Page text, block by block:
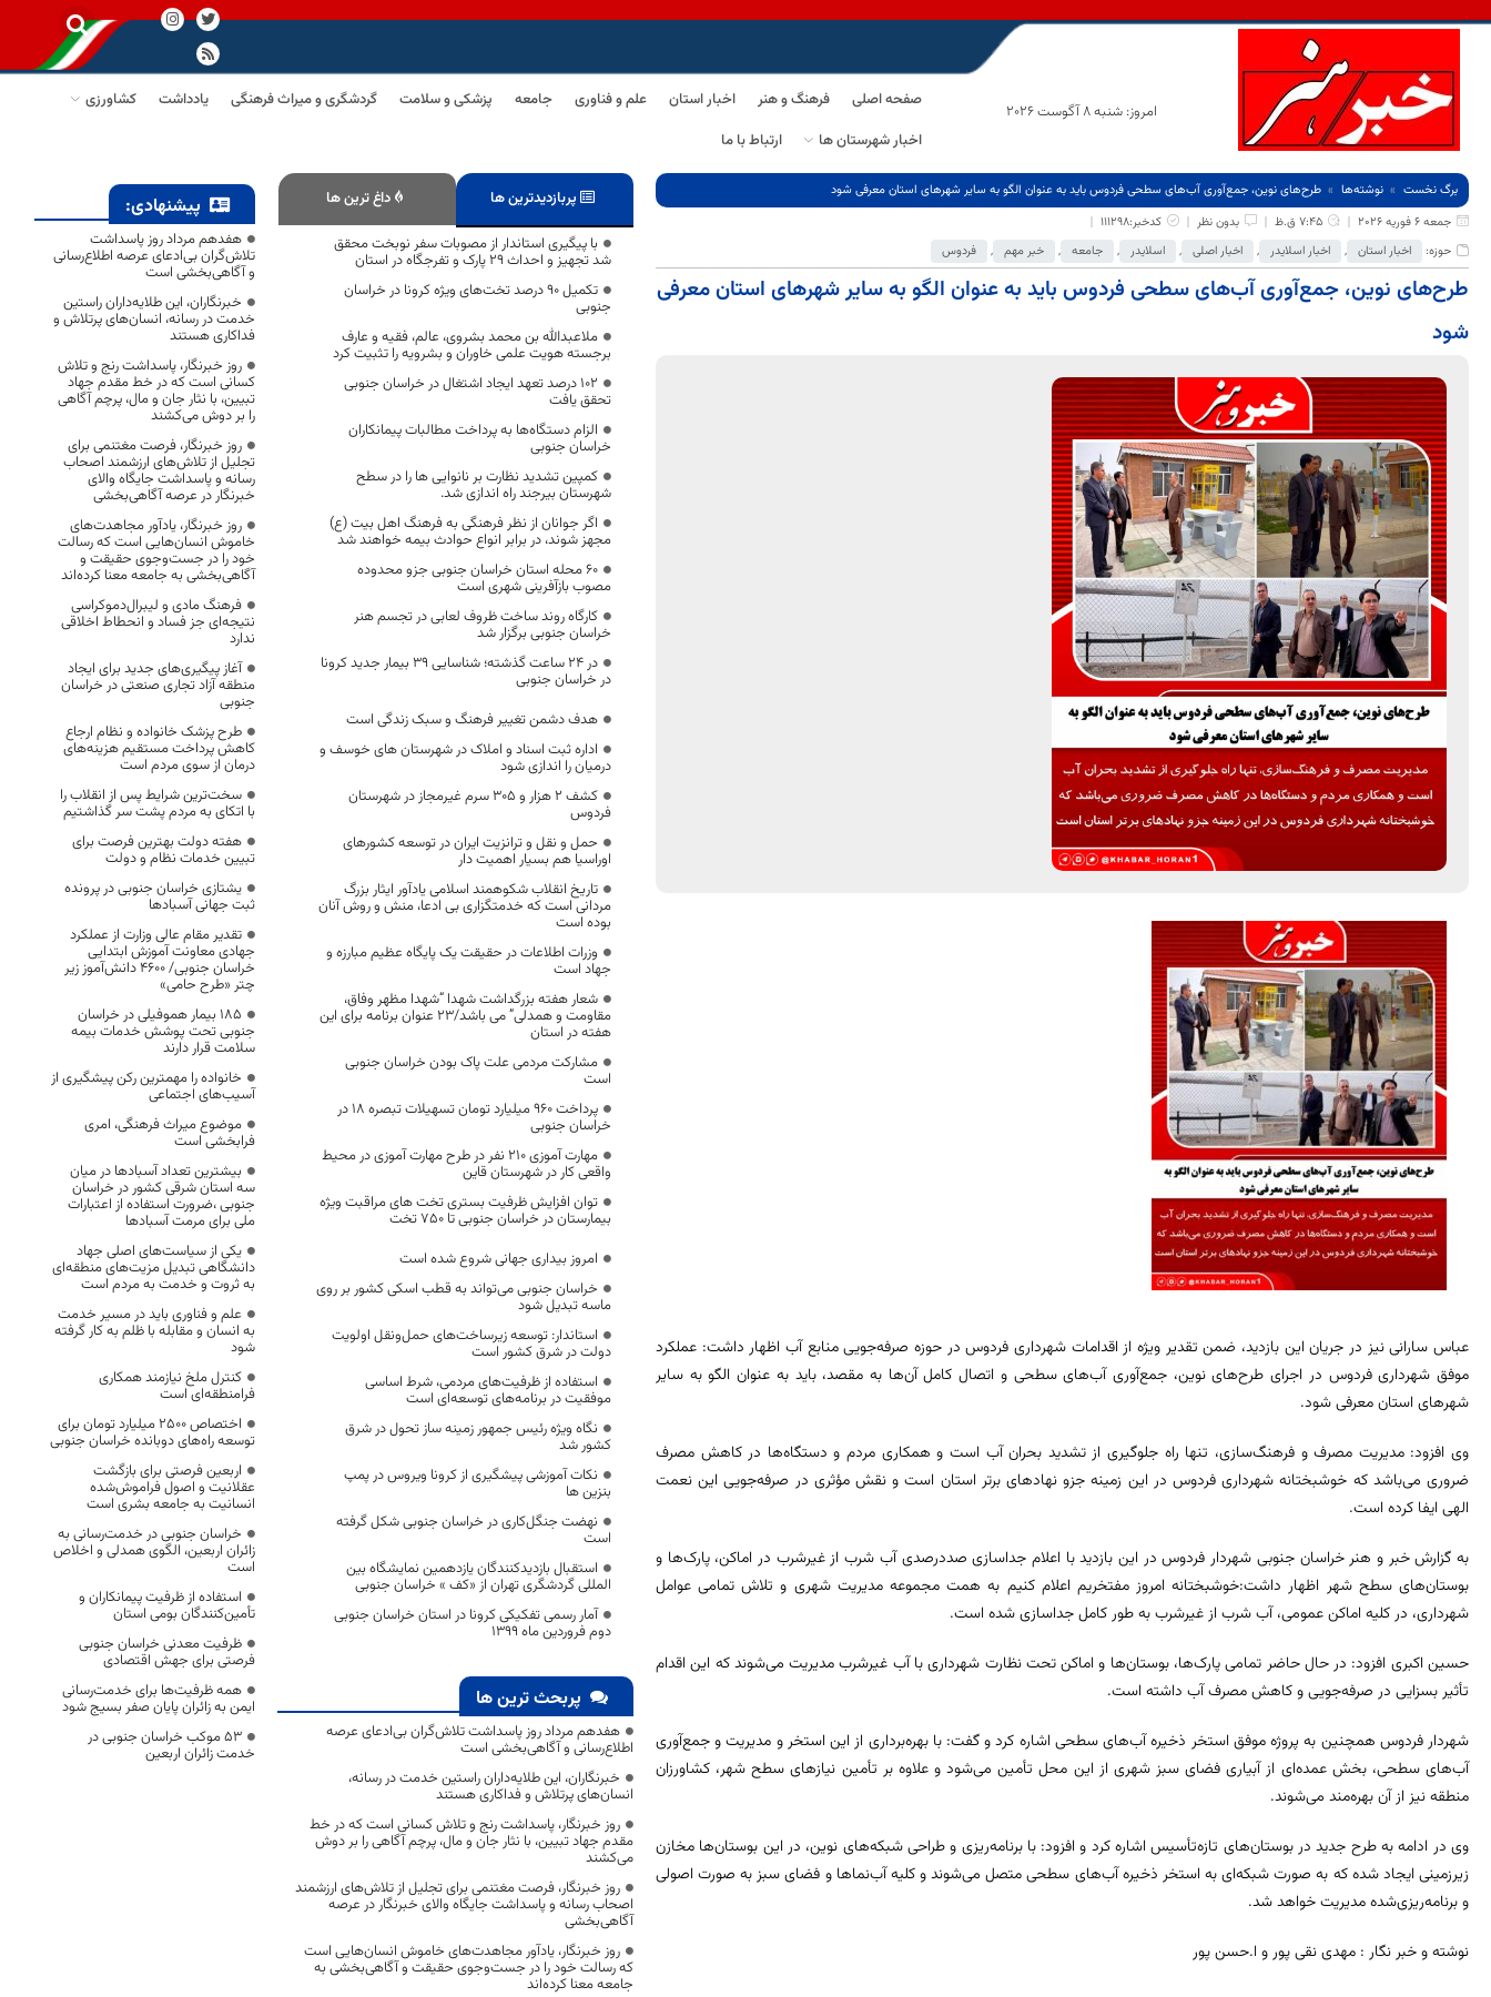
امروز: شنبه 8 آگوست 2026
صفحه اصلی فرهنگ و هنر اخبار استان علم و فناوری جامعه پزشکی و سلامت گردشگری و میراث فرهنگی یادداشت
کشاورزی
اخبار شهرستان ها
ارتباط با ما
برگ نخست نوشته‌ها
طرح‌های نوین، جمع‌آوری آب‌های سطحی فردوس باید به عنوان الگو به سایر شهرهای استان معرفی شود
جمعه 6 فوریه 2026
7:45 ق.ظ بدون نظر
کدخبر:111298
حوزه:
اخبار استان , اخبار اسلایدر , اخبار اصلی , اسلایدر , جامعه , خبر مهم , فردوس
طرح‌های نوین، جمع‌آوری آب‌های سطحی فردوس باید به عنوان الگو به سایر شهرهای استان معرفی
شود
عباس سارانی نیز در جریان این بازدید، ضمن تقدیر ویژه از اقدامات شهرداری فردوس در حوزه صرفه‌جویی منابع آب اظهار داشت: عملکرد
موفق شهرداری فردوس در اجرای طرح‌های نوین، جمع‌آوری آب‌های سطحی و اتصال کامل آن‌ها به مقصد، باید به عنوان الگو به سایر
شهرهای استان معرفی شود.
وی افزود: مدیریت مصرف و فرهنگ‌سازی، تنها راه جلوگیری از تشدید بحران آب است و همکاری مردم و دستگاه‌ها در کاهش مصرف
ضروری می‌باشد که خوشبختانه شهرداری فردوس در این زمینه جزو نهادهای برتر استان است و نقش مؤثری در صرفه‌جویی این نعمت
الهی ایفا کرده است.
به گزارش خبر و هنر خراسان جنوبی شهردار فردوس در این بازدید با اعلام جداسازی صددرصدی آب شرب از غیرشرب در اماکن، پارک‌ها و
بوستان‌های سطح شهر اظهار داشت:خوشبختانه امروز مفتخریم اعلام کنیم به همت مجموعه مدیریت شهری و تلاش تمامی عوامل
شهرداری، در کلیه اماکن عمومی، آب شرب از غیرشرب به طور کامل جداسازی شده است.
حسین اکبری افزود: در حال حاضر تمامی پارک‌ها، بوستان‌ها و اماکن تحت نظارت شهرداری با آب غیرشرب مدیریت می‌شوند که این اقدام
تأثیر بسزایی در صرفه‌جویی و کاهش مصرف آب داشته است.
شهردار فردوس همچنین به پروژه موفق استخر ذخیره آب‌های سطحی اشاره کرد و گفت: با بهره‌برداری از این استخر و مدیریت و جمع‌آوری
آب‌های سطحی، بخش عمده‌ای از آبیاری فضای سبز شهری از این محل تأمین می‌شود و علاوه بر تأمین نیازهای سطح شهر، کشاورزان
منطقه نیز از آن بهره‌مند می‌شوند.
وی در ادامه به طرح جدید در بوستان‌های تازه‌تأسیس اشاره کرد و افزود: با برنامه‌ریزی و طراحی شبکه‌های نوین، در این بوستان‌ها مخازن
زیرزمینی ایجاد شده که به صورت شبکه‌ای به استخر ذخیره آب‌های سطحی متصل می‌شوند و کلیه آب‌نماها و فضای سبز به صورت اصولی
و برنامه‌ریزی‌شده مدیریت خواهد شد.
نوشته و خبر نگار : مهدی نقی پور و ا.حسن پور
پربازدیدترین ها داغ ترین ها
با پیگیری استاندار از مصوبات سفر نوبخت محقق
شد تجهیز و احداث ۲۹ پارک و تفرجگاه در استان
تکمیل ۹۰ درصد تخت‌های ویژه کرونا در خراسان
جنوبی
ملاعبدالله بن محمد بشروی، عالم، فقیه و عارف
برجسته هویت علمی خاوران و بشرویه را تثبیت کرد
۱۰۲ درصد تعهد ایجاد اشتغال در خراسان جنوبی
تحقق یافت
الزام دستگاه‌ها به پرداخت مطالبات پیمانکاران
خراسان جنوبی
کمپین تشدید نظارت بر نانوایی ها را در سطح
شهرستان بیرجند راه اندازی شد.
اگر جوانان از نظر فرهنگی به فرهنگ اهل بیت (ع)
مجهز شوند، در برابر انواع حوادث بیمه خواهند شد
۶۰ محله استان خراسان جنوبی جزو محدوده
مصوب بازآفرینی شهری است
کارگاه روند ساخت ظروف لعابی در تجسم هنر
خراسان جنوبی برگزار شد
در 24 ساعت گذشته؛ شناسایی 39 بیمار جدید کرونا
در خراسان جنوبی
هدف دشمن تغییر فرهنگ و سبک زندگی است
اداره ثبت اسناد و املاک در شهرستان های خوسف و
درمیان را اندازی شود
کشف ۲ هزار و ۳۰۵ سرم غیرمجاز در شهرستان
فردوس
حمل و نقل و ترانزیت ایران در توسعه کشورهای
اوراسیا هم بسیار اهمیت دار
تاریخ انقلاب شکوهمند اسلامی یادآور ایثار بزرگ
مردانی است که خدمتگزاری بی ادعا، منش و روش آنان
بوده است
وزرات اطلاعات در حقیقت یک پایگاه عظیم مبارزه و
جهاد است
شعار هفته بزرگداشت شهدا “شهدا مظهر وفاق،
مقاومت و همدلی” می باشد/۲۳ عنوان برنامه برای این
هفته در استان
مشارکت مردمی علت پاک بودن خراسان جنوبی
است
پرداخت 960 میلیارد تومان تسهیلات تبصره 18 در
خراسان جنوبی
مهارت آموزی 210 نفر در طرح مهارت آموزی در محیط
واقعی کار در شهرستان قاین
توان افزایش ظرفیت بستری تخت های مراقبت ویژه
بیمارستان در خراسان جنوبی تا ۷۵۰ تخت
امروز بیداری جهانی شروع شده است
خراسان جنوبی می‌تواند به قطب اسکی کشور بر روی
ماسه تبدیل شود
استاندار: توسعه زیرساخت‌های حمل‌ونقل اولویت
دولت در شرق کشور است
استفاده از ظرفیت‌های مردمی، شرط اساسی
موفقیت در برنامه‌های توسعه‌ای است
نگاه ویژه رئیس جمهور زمینه ساز تحول در شرق
کشور شد
نکات آموزشی پیشگیری از کرونا ویروس در پمپ
بنزین ها
نهضت جنگل‌کاری در خراسان جنوبی شکل گرفته
است
استقبال بازدیدکنندگان یازدهمین نمایشگاه بین
المللی گردشگری تهران از «کف » خراسان جنوبی
آمار رسمی تفکیکی کرونا در استان خراسان جنوبی
دوم فروردین ماه 1399
پربحث ترین ها
هفدهم مرداد روز پاسداشت تلاش‌گران بی‌ادعای عرصه
اطلاع‌رسانی و آگاهی‌بخشی است
خبرنگاران، این طلایه‌داران راستین خدمت در رسانه،
انسان‌های پرتلاش و فداکاری هستند
روز خبرنگار، پاسداشت رنج و تلاش کسانی است که در خط
مقدم جهاد تبیین، با نثار جان و مال، پرچم آگاهی را بر دوش
می‌کشند
روز خبرنگار، فرصت مغتنمی برای تجلیل از تلاش‌های ارزشمند
اصحاب رسانه و پاسداشت جایگاه والای خبرنگار در عرصه
آگاهی‌بخشی
روز خبرنگار، یادآور مجاهدت‌های خاموش انسان‌هایی است
که رسالت خود را در جست‌وجوی حقیقت و آگاهی‌بخشی به
جامعه معنا کرده‌اند
پیشنهادی:
هفدهم مرداد روز پاسداشت
تلاش‌گران بی‌ادعای عرصه اطلاع‌رسانی
و آگاهی‌بخشی است
خبرنگاران، این طلایه‌داران راستین
خدمت در رسانه، انسان‌های پرتلاش و
فداکاری هستند
روز خبرنگار، پاسداشت رنج و تلاش
کسانی است که در خط مقدم جهاد
تبیین، با نثار جان و مال، پرچم آگاهی
را بر دوش می‌کشند
روز خبرنگار، فرصت مغتنمی برای
تجلیل از تلاش‌های ارزشمند اصحاب
رسانه و پاسداشت جایگاه والای
خبرنگار در عرصه آگاهی‌بخشی
روز خبرنگار، یادآور مجاهدت‌های
خاموش انسان‌هایی است که رسالت
خود را در جست‌وجوی حقیقت و
آگاهی‌بخشی به جامعه معنا کرده‌اند
فرهنگ مادی و لیبرال‌دموکراسی
نتیجه‌ای جز فساد و انحطاط اخلاقی
ندارد
آغاز پیگیری‌های جدید برای ایجاد
منطقه آزاد تجاری صنعتی در خراسان
جنوبی
طرح پزشک خانواده و نظام ارجاع
کاهش پرداخت مستقیم هزینه‌های
درمان از سوی مردم است
سخت‌ترین شرایط پس از انقلاب را
با اتکای به مردم پشت سر گذاشتیم
هفته دولت بهترین فرصت برای
تبیین خدمات نظام و دولت
یشتازی خراسان جنوبی در پرونده
ثبت جهانی آسبادها
تقدیر مقام عالی وزارت از عملکرد
جهادی معاونت آموزش ابتدایی
خراسان جنوبی/ ۴۶۰۰ دانش‌آموز زیر
چتر «طرح حامی»
۱۸۵ بیمار هموفیلی در خراسان
جنوبی تحت پوشش خدمات بیمه
سلامت قرار دارند
خانواده را مهمترین رکن پیشگیری از
آسیب‌های اجتماعی
موضوع میراث فرهنگی، امری
فرابخشی است
بیشترین تعداد آسبادها در میان
سه استان شرقی کشور در خراسان
جنوبی ،ضرورت استفاده از اعتبارات
ملی برای مرمت آسبادها
یکی از سیاست‌های اصلی جهاد
دانشگاهی تبدیل مزیت‌های منطقه‌ای
به ثروت و خدمت به مردم است
علم و فناوری باید در مسیر خدمت
به انسان و مقابله با ظلم به کار گرفته
شود
کنترل ملخ نیازمند همکاری
فرامنطقه‌ای است
اختصاص 2500 میلیارد تومان برای
توسعه راه‌های دوبانده خراسان جنوبی
اربعین فرصتی برای بازگشت
عقلانیت و اصول فراموش‌شده
انسانیت به جامعه بشری است
خراسان جنوبی در خدمت‌رسانی به
زائران اربعین، الگوی همدلی و اخلاص
است
استفاده از ظرفیت پیمانکاران و
تأمین‌کنندگان بومی استان
ظرفیت معدنی خراسان جنوبی
فرصتی برای جهش اقتصادی
همه ظرفیت‌ها برای خدمت‌رسانی
ایمن به زائران پایان صفر بسیج شود
53 موکب خراسان جنوبی در
خدمت زائران اربعین